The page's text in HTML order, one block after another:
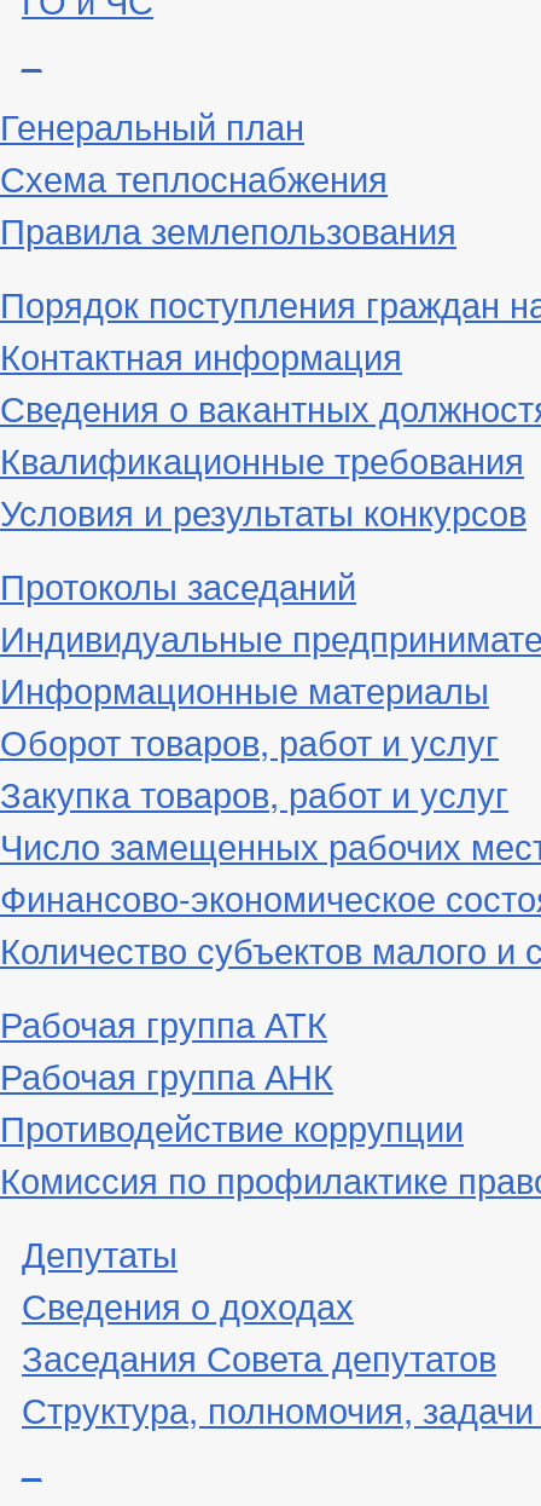
Генеральный план
Схема теплоснабжения
Правила землепользования
Порядок поступления граждан
Контактная информация
Сведения о вакантных
Квалификационные требования
Условия и результаты конкурсов
Протоколы заседаний
Индивидуальные
Информационные материалы
Оборот товаров, работ и услуг
Закупка товаров, работ и услуг
Число замещенных рабочих
Финансово-экономическое
Количество субъектов малого и
Рабочая группа АТК
Рабочая группа АНК
Противодействие коррупции
Комиссия по профилактике
Депутаты
Сведения о доходах
Заседания Совета депутатов
Структура, полномочия,